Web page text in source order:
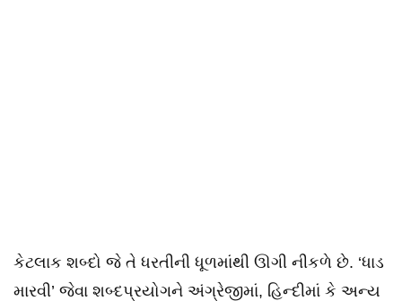
કેટલાક શબ્દો જે તે ધરતીની ધૂળમાંથી ઊગી નીકળે છે. ‘ધાડ
મારવી’ જેવા શબ્દપ્રયોગને અંગ્રેજીમાં, હિન્દીમાં કે અન્ય